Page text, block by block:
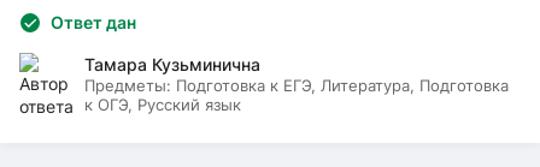
Ответ дан
Тамара Кузьминична
Предметы: Подготовка к ЕГЭ, Литература, Подготовка
к ОГЭ, Русский язык